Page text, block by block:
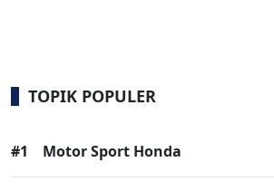
TOPIK POPULER
#1 Motor Sport Honda